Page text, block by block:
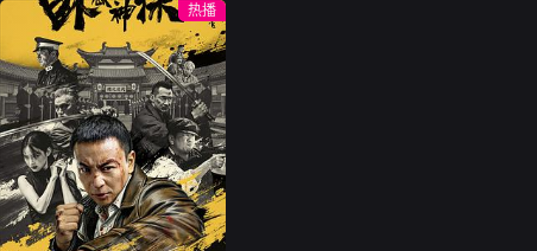
影片聚焦杰克·萨利与奈蒂莉一
家的命运起伏，在前作的情感
余波之上，深刻描绘一个家族
在战火中如何成长、并共同守
护血脉相连的情感纽带的历
程，从而将故事推向更具张力
的全新维度。此外，潘多拉的
全新领域也即将揭晓
热播